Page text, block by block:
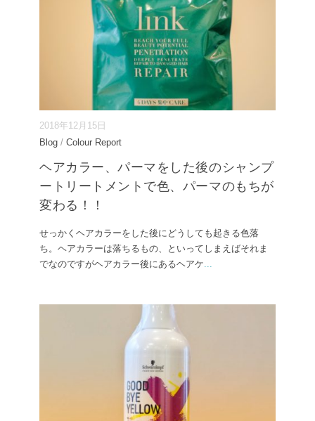
2018年12月15日
Blog / Colour Report
ヘアカラー、パーマをした後のシャンプ
ートリートメントで色、パーマのもちが
変わる！！
せっかくヘアカラーをした後にどうしても起きる色落
ち。ヘアカラーは落ちるもの、といってしまえばそれま
でなのですがヘアカラー後にあるヘアケ